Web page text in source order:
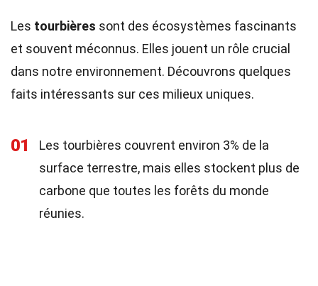
Les tourbières sont des écosystèmes fascinants
et souvent méconnus. Elles jouent un rôle crucial
dans notre environnement. Découvrons quelques
faits intéressants sur ces milieux uniques.
01
Les tourbières couvrent environ 3% de la
surface terrestre, mais elles stockent plus de
carbone que toutes les forêts du monde
réunies.